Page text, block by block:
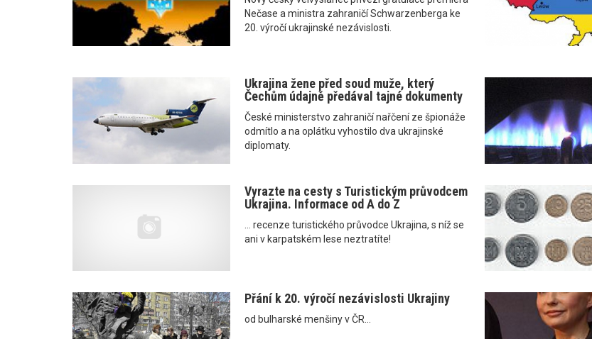
Nečase a ministra zahraničí Schwarzenberga ke
20. výročí ukrajinské nezávislosti.
Ukrajina žene před soud muže, který
Čechům údajně předával tajné dokumenty
České ministerstvo zahraničí nařčení ze špionáže
odmítlo a na oplátku vyhostilo dva ukrajinské
diplomaty.
Vyrazte na cesty s Turistickým průvodcem
Ukrajina. Informace od A do Z
... recenze turistického průvodce Ukrajina, s níž se
ani v karpatském lese neztratíte!
Přání k 20. výročí nezávislosti Ukrajiny
od bulharské menšiny v ČR...